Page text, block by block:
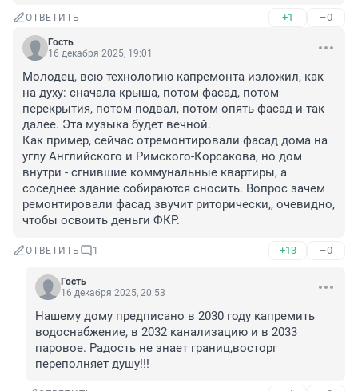
ОТВЕТИТЬ +1 –0
Гость
16 декабря 2025, 19:01
Молодец, всю технологию капремонта изложил, как
на духу: сначала крыша, потом фасад, потом
перекрытия, потом подвал, потом опять фасад и так
далее. Эта музыка будет вечной.
Как пример, сейчас отремонтировали фасад дома на
углу Английского и Римского-Корсакова, но дом
внутри - сгнившие коммунальные квартиры, а
соседнее здание собираются сносить. Вопрос зачем
ремонтировали фасад звучит риторически,, очевидно,
чтобы освоить деньги ФКР.
ОТВЕТИТЬ 1 +13 –0
Гость
16 декабря 2025, 20:53
Нашему дому предписано в 2030 году капремить
водоснабжение, в 2032 канализацию и в 2033
паровое. Радость не знает границ,восторг
переполняет душу!!!